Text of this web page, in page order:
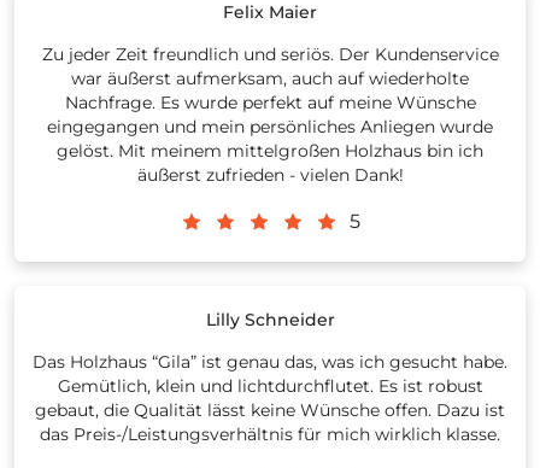
Felix Maier
Zu jeder Zeit freundlich und seriös. Der Kundenservice
war äußerst aufmerksam, auch auf wiederholte
Nachfrage. Es wurde perfekt auf meine Wünsche
eingegangen und mein persönliches Anliegen wurde
gelöst. Mit meinem mittelgroßen Holzhaus bin ich
äußerst zufrieden - vielen Dank!
5
Lilly Schneider
Das Holzhaus “Gila” ist genau das, was ich gesucht habe.
Gemütlich, klein und lichtdurchflutet. Es ist robust
gebaut, die Qualität lässt keine Wünsche offen. Dazu ist
das Preis-/Leistungsverhältnis für mich wirklich klasse.